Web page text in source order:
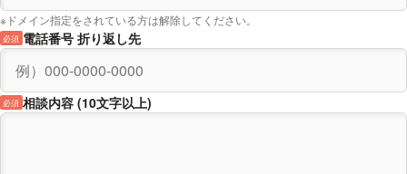
※ドメイン指定をされている方は解除してください。
電話番号 折り返し先
必須
相談内容 (10文字以上)
必須